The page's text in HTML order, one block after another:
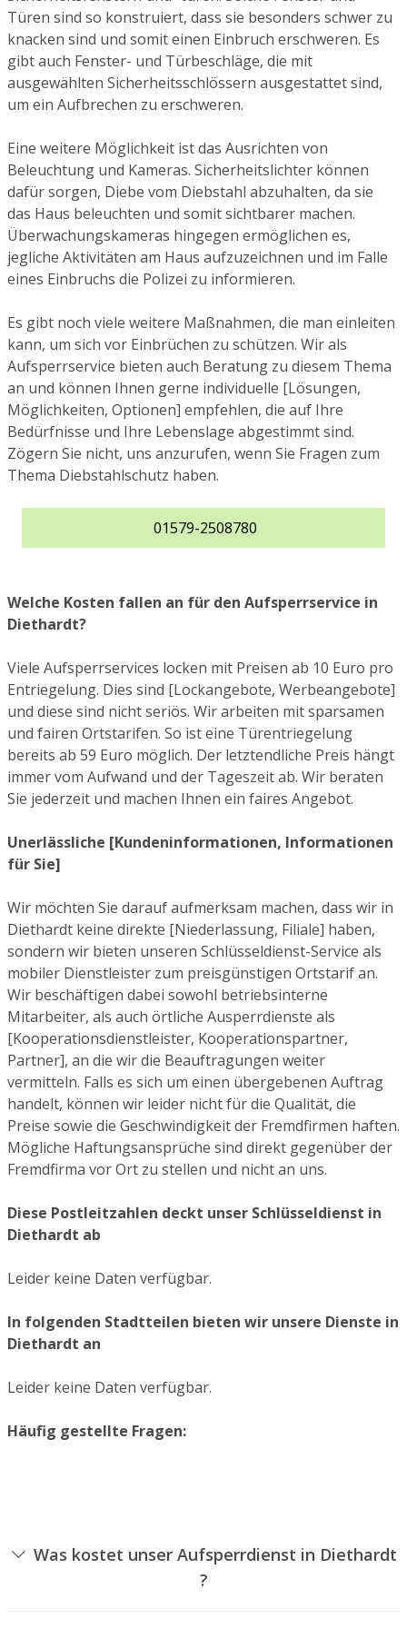
Türen sind so konstruiert, dass sie besonders schwer zu
knacken sind und somit einen Einbruch erschweren. Es
gibt auch Fenster- und Türbeschläge, die mit
ausgewählten Sicherheitsschlössern ausgestattet sind,
um ein Aufbrechen zu erschweren.
Eine weitere Möglichkeit ist das Ausrichten von
Beleuchtung und Kameras. Sicherheitslichter können
dafür sorgen, Diebe vom Diebstahl abzuhalten, da sie
das Haus beleuchten und somit sichtbarer machen.
Überwachungskameras hingegen ermöglichen es,
jegliche Aktivitäten am Haus aufzuzeichnen und im Falle
eines Einbruchs die Polizei zu informieren.
Es gibt noch viele weitere Maßnahmen, die man einleiten
kann, um sich vor Einbrüchen zu schützen. Wir als
Aufsperrservice bieten auch Beratung zu diesem Thema
an und können Ihnen gerne individuelle [Lösungen,
Möglichkeiten, Optionen] empfehlen, die auf Ihre
Bedürfnisse und Ihre Lebenslage abgestimmt sind.
Zögern Sie nicht, uns anzurufen, wenn Sie Fragen zum
Thema Diebstahlschutz haben.
01579-2508780
Welche Kosten fallen an für den Aufsperrservice in
Diethardt?
Viele Aufsperrservices locken mit Preisen ab 10 Euro pro
Entriegelung. Dies sind [Lockangebote, Werbeangebote]
und diese sind nicht seriös. Wir arbeiten mit sparsamen
und fairen Ortstarifen. So ist eine Türentriegelung
bereits ab 59 Euro möglich. Der letztendliche Preis hängt
immer vom Aufwand und der Tageszeit ab. Wir beraten
Sie jederzeit und machen Ihnen ein faires Angebot.
Unerlässliche [Kundeninformationen, Informationen
für Sie]
Wir möchten Sie darauf aufmerksam machen, dass wir in
Diethardt keine direkte [Niederlassung, Filiale] haben,
sondern wir bieten unseren Schlüsseldienst-Service als
mobiler Dienstleister zum preisgünstigen Ortstarif an.
Wir beschäftigen dabei sowohl betriebsinterne
Mitarbeiter, als auch örtliche Ausperrdienste als
[Kooperationsdienstleister, Kooperationspartner,
Partner], an die wir die Beauftragungen weiter
vermitteln. Falls es sich um einen übergebenen Auftrag
handelt, können wir leider nicht für die Qualität, die
Preise sowie die Geschwindigkeit der Fremdfirmen haften.
Mögliche Haftungsansprüche sind direkt gegenüber der
Fremdfirma vor Ort zu stellen und nicht an uns.
Diese Postleitzahlen deckt unser Schlüsseldienst in
Diethardt ab
Leider keine Daten verfügbar.
In folgenden Stadtteilen bieten wir unsere Dienste in
Diethardt an
Leider keine Daten verfügbar.
Häufig gestellte Fragen:
Was kostet unser Aufsperrdienst in Diethardt
?